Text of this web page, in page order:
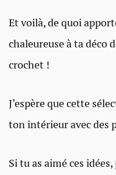
Et voilà, de quoi
chaleureuse à ta déco
crochet !
J’espère que cette
ton intérieur avec des
Si tu as aimé ces